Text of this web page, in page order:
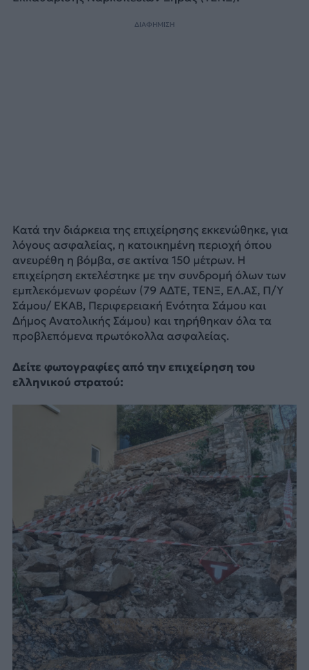
ΔΙΑΦΗΜΙΣΗ
Κατά την διάρκεια της επιχείρησης εκκενώθηκε, για
λόγους ασφαλείας, η κατοικημένη περιοχή όπου
ανευρέθη η βόμβα, σε ακτίνα 150 μέτρων. Η
επιχείρηση εκτελέστηκε με την συνδρομή όλων των
εμπλεκόμενων φορέων (79 ΑΔΤΕ, ΤΕΝΞ, ΕΛ.ΑΣ, Π/Υ
Σάμου/ ΕΚΑΒ, Περιφερειακή Ενότητα Σάμου και
Δήμος Ανατολικής Σάμου) και τηρήθηκαν όλα τα
προβλεπόμενα πρωτόκολλα ασφαλείας.
Δείτε φωτογραφίες από την επιχείρηση του
ελληνικού στρατού: